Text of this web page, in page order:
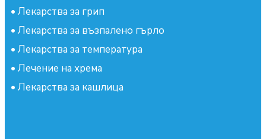
• Лекарства за грип
• Лекарства за възпалено гърло
• Лекарства за температура
• Лечение на хрема
• Лекарства за кашлица